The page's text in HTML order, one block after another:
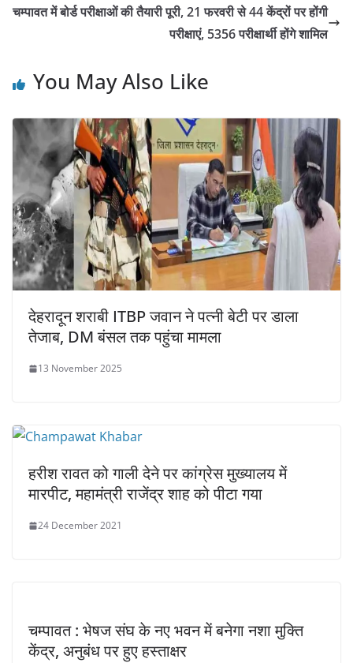
चम्पावत में बोर्ड परीक्षाओं की तैयारी पूरी, 21 फरवरी से 44 केंद्रों पर होंगी
परीक्षाएं, 5356 परीक्षार्थी होंगे शामिल
You May Also Like
देहरादून शराबी ITBP जवान ने पत्नी बेटी पर डाला
तेजाब, DM बंसल तक पहुंचा मामला
13 November 2025
हरीश रावत को गाली देने पर कांग्रेस मुख्यालय में
मारपीट, महामंत्री राजेंद्र शाह को पीटा गया
24 December 2021
चम्पावत : भेषज संघ के नए भवन में बनेगा नशा मुक्ति
केंद्र, अनुबंध पर हुए हस्ताक्षर